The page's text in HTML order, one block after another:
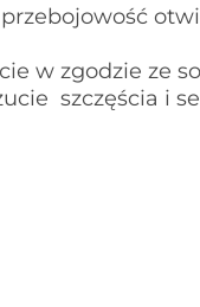
w zgodzie ze
szczęścia i